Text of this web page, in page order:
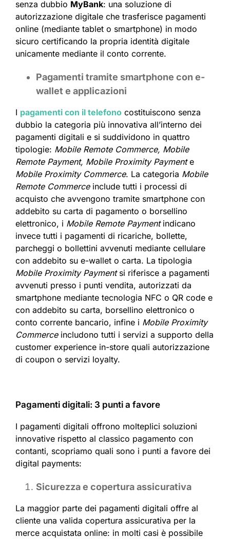
senza dubbio MyBank: una soluzione di
autorizzazione digitale che trasferisce pagamenti
online (mediante tablet o smartphone) in modo
sicuro certificando la propria identità digitale
unicamente mediante il conto corrente.
Pagamenti tramite smartphone con e-
wallet e applicazioni
I pagamenti con il telefono costituiscono senza
dubbio la categoria più innovativa all’interno dei
pagamenti digitali e si suddividono in quattro
tipologie: Mobile Remote Commerce, Mobile
Remote Payment, Mobile Proximity Paymente
Mobile Proximity Commerce. La categoria Mobile
Remote Commerceinclude tutti i processi di
acquisto che avvengono tramite smartphone con
addebito su carta di pagamento o borsellino
elettronico, i Mobile Remote Paymentindicano
invece tutti i pagamenti di ricariche, bollette,
parcheggi o bollettini avvenuti mediante cellulare
con addebito su e-wallet o carta. La tipologia
Mobile Proximity Paymentsi riferisce a pagamenti
avvenuti presso i punti vendita, autorizzati da
smartphone mediante tecnologia NFC o QR code e
con addebito su carta, borsellino elettronico o
conto corrente bancario, infine i Mobile Proximity
Commerceincludono tutti i servizi a supporto della
customer experience in-store quali autorizzazione
di coupon o servizi loyalty.
Pagamenti digitali: 3 punti a favore
I pagamenti digitali offrono molteplici soluzioni
innovative rispetto al classico pagamento con
contanti, scopriamo quali sono i punti a favore dei
digital payments:
Sicurezza e copertura assicurativa
La maggior parte dei pagamenti digitali offre al
cliente una valida copertura assicurativa per la
merce acquistata online: in molti casi è possibile